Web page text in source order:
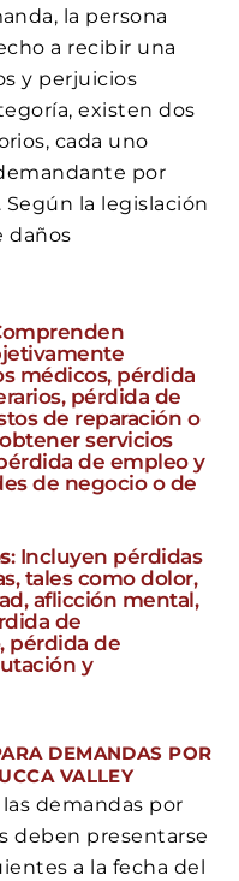
la persona
a recibir una
y perjuicios
existen dos
cada uno
por
la legislación
daños
médicos, pérdida
pérdida de
de reparación o
servicios
de empleo y
de negocio o de
: Incluyen pérdidas
tales como dolor,
aflicción mental,
de
pérdida de
y
DEMANDAS POR
VALLEY
demandas por
deben presentarse
a la fecha del